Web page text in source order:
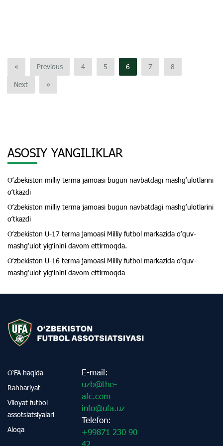
« Previous 4 5 6 7 8
Next »
ASOSIY YANGILIKLAR
Oʻzbekiston milliy terma jamoasi bugun navbatdagi mashgʻulotlarini
oʻtkazdi
Oʻzbekiston milliy terma jamoasi bugun navbatdagi mashgʻulotlarini
oʻtkazdi
Oʻzbekiston U-17 terma jamoasi Milliy futbol markazida oʻquv-
mashgʻulot yigʻinini davom ettirmoqda.
Oʻzbekiston U-16 terma jamoasi Milliy futbol markazida oʻquv-
mashgʻulot yigʻinini davom ettirmoqda
O‘FA haqida
Rahbariyat
Viloyat futbol
assotsiatsiyalari
Aloqa
E-mail:
uzb@the-
afc.com
info@ufa.uz
Telefon:
+99871 230 90
42